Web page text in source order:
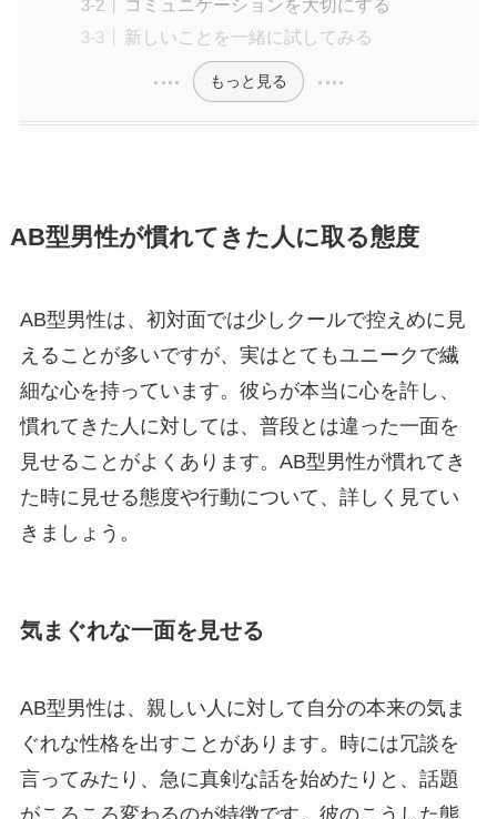
コミュニケーションを大切にする
新しいことを一緒に試してみる
もっと見る
AB型男性が慣れてきた人に取る態度
AB型男性は、初対面では少しクールで控えめに見
えることが多いですが、実はとてもユニークで繊
細な心を持っています。彼らが本当に心を許し、
慣れてきた人に対しては、普段とは違った一面を
見せることがよくあります。AB型男性が慣れてき
た時に見せる態度や行動について、詳しく見てい
きましょう。
気まぐれな一面を見せる
AB型男性は、親しい人に対して自分の本来の気ま
ぐれな性格を出すことがあります。時には冗談を
言ってみたり、急に真剣な話を始めたりと、話題
がころころ変わるのが特徴です。彼のこうした態